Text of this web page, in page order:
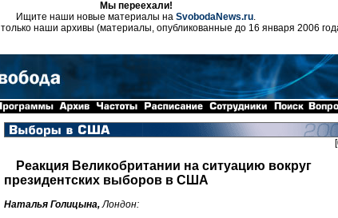
Мы переехали!
Ищите наши новые материалы на SvobodaNews.ru.
наши архивы (материалы, опубликованные до 16 января 2006
Реакция Великобритании на ситуацию вокруг
президентских выборов в США
Наталья Голицына, Лондон: